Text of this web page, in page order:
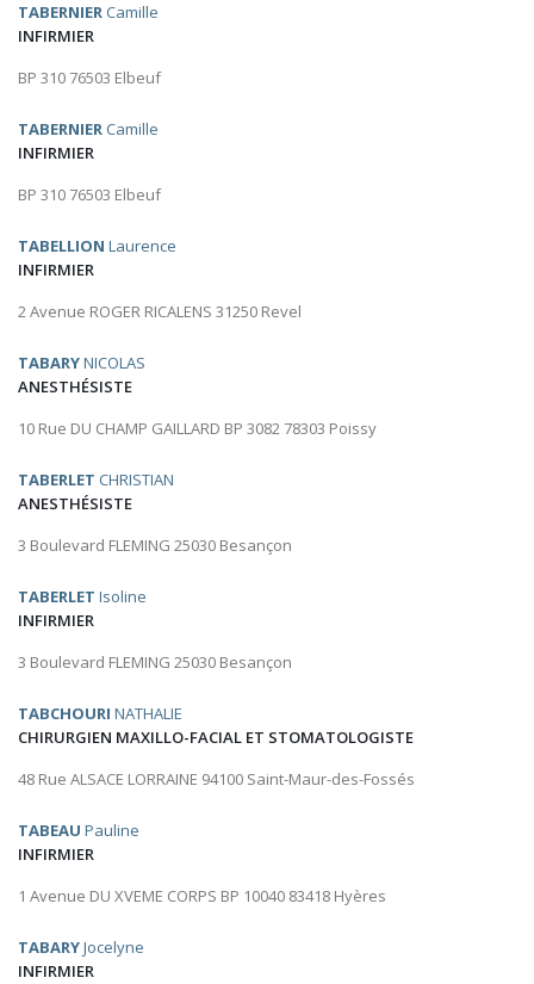
TABERNIER Camille
INFIRMIER
BP 310 76503 Elbeuf
TABERNIER Camille
INFIRMIER
BP 310 76503 Elbeuf
TABELLION Laurence
INFIRMIER
2 Avenue ROGER RICALENS 31250 Revel
TABARYNICOLAS
ANESTHÉSISTE
10 Rue DU CHAMP GAILLARD BP 3082 78303 Poissy
TABERLET CHRISTIAN
ANESTHÉSISTE
3 Boulevard FLEMING 25030 Besançon
TABERLET Isoline
INFIRMIER
3 Boulevard FLEMING 25030 Besançon
TABCHOURI NATHALIE
CHIRURGIEN MAXILLO-FACIAL ET STOMATOLOGISTE
48 Rue ALSACE LORRAINE 94100 Saint-Maur-des-Fossés
TABEAU Pauline
INFIRMIER
1 Avenue DU XVEME CORPS BP 10040 83418 Hyères
TABARYJocelyne
INFIRMIER